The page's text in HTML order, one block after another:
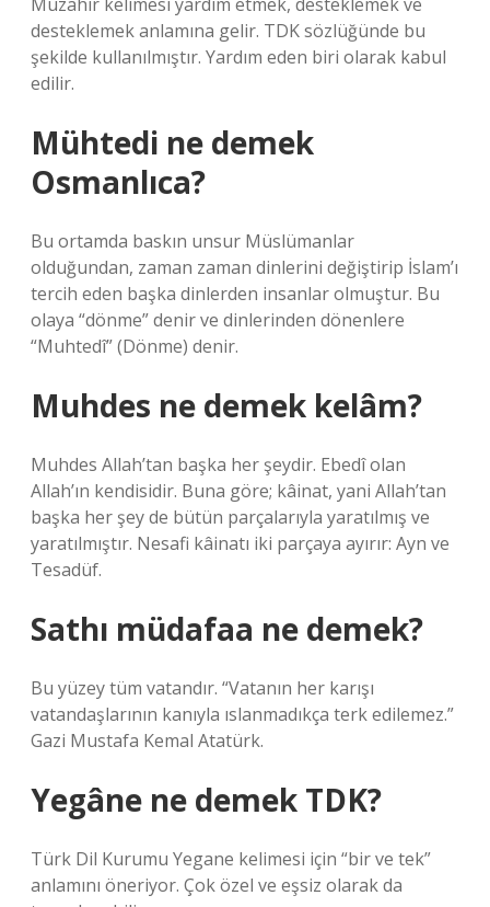
desteklemek anlamına gelir. TDK sözlüğünde bu
şekilde kullanılmıştır. Yardım eden biri olarak kabul
edilir.
Mühtedi ne demek
Osmanlıca?
Bu ortamda baskın unsur Müslümanlar
olduğundan, zaman zaman dinlerini değiştirip İslam’ı
tercih eden başka dinlerden insanlar olmuştur. Bu
olaya “dönme” denir ve dinlerinden dönenlere
“Muhtedî” (Dönme) denir.
Muhdes ne demek kelâm?
Muhdes Allah’tan başka her şeydir. Ebedî olan
Allah’ın kendisidir. Buna göre; kâinat, yani Allah’tan
başka her şey de bütün parçalarıyla yaratılmış ve
yaratılmıştır. Nesafi kâinatı iki parçaya ayırır: Ayn ve
Tesadüf.
Sathı müdafaa ne demek?
Bu yüzey tüm vatandır. “Vatanın her karışı
vatandaşlarının kanıyla ıslanmadıkça terk edilemez.”
Gazi Mustafa Kemal Atatürk.
Yegâne ne demek TDK?
Türk Dil Kurumu Yegane kelimesi için “bir ve tek”
anlamını öneriyor. Çok özel ve eşsiz olarak da